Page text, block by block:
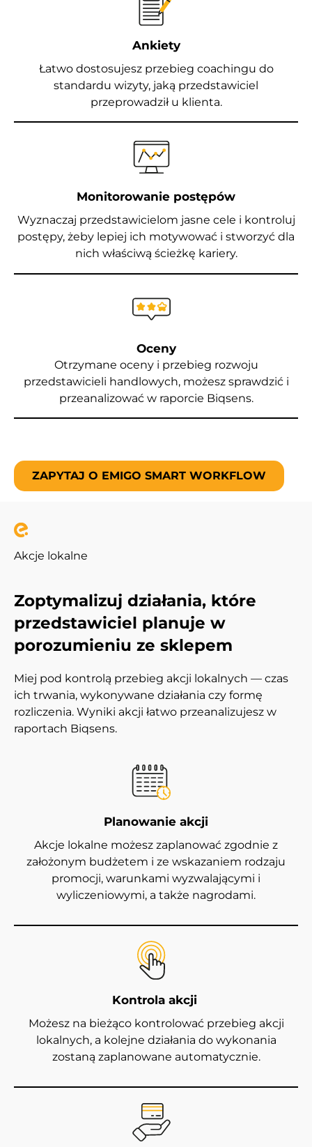
Ankiety
Łatwo dostosujesz przebieg coachingu do
standardu wizyty, jaką przedstawiciel
przeprowadził u klienta.
Monitorowanie postępów
Wyznaczaj przedstawicielom jasne cele i kontroluj
postępy, żeby lepiej ich motywować i stworzyć dla
nich właściwą ścieżkę kariery.
Oceny
Otrzymane oceny i przebieg rozwoju
przedstawicieli handlowych, możesz sprawdzić i
przeanalizować w raporcie Biqsens.
ZAPYTAJ O EMIGO SMART WORKFLOW
Akcje lokalne
Zoptymalizuj działania, które
przedstawiciel planuje w
porozumieniu ze sklepem
Miej pod kontrolą przebieg akcji lokalnych — czas
ich trwania, wykonywane działania czy formę
rozliczenia. Wyniki akcji łatwo przeanalizujesz w
raportach Biqsens.
Planowanie akcji
Akcje lokalne możesz zaplanować zgodnie z
założonym budżetem i ze wskazaniem rodzaju
promocji, warunkami wyzwalającymi i
wyliczeniowymi, a także nagrodami.
Kontrola akcji
Możesz na bieżąco kontrolować przebieg akcji
lokalnych, a kolejne działania do wykonania
zostaną zaplanowane automatycznie.